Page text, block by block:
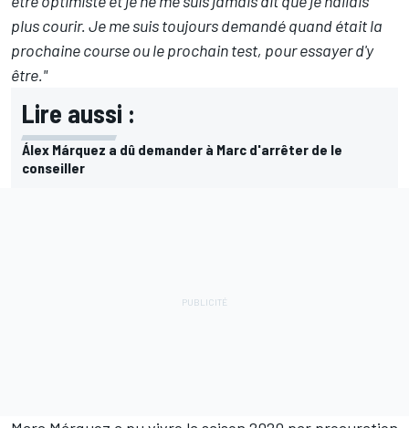
plus courir. Je me suis toujours demandé quand était la
prochaine course ou le prochain test, pour essayer d'y
être."
Lire aussi :
Álex Márquez a dû demander à Marc d'arrêter de le
conseiller